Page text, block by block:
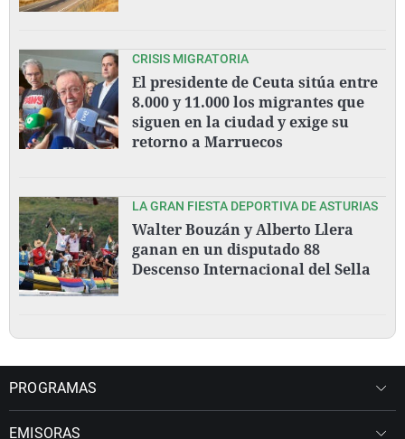
CRISIS MIGRATORIA
El presidente de Ceuta sitúa entre
8.000 y 11.000 los migrantes que
siguen en la ciudad y exige su
retorno a Marruecos
LA GRAN FIESTA DEPORTIVA DE ASTURIAS
Walter Bouzán y Alberto Llera
ganan en un disputado 88
Descenso Internacional del Sella
PROGRAMAS
EMISORAS